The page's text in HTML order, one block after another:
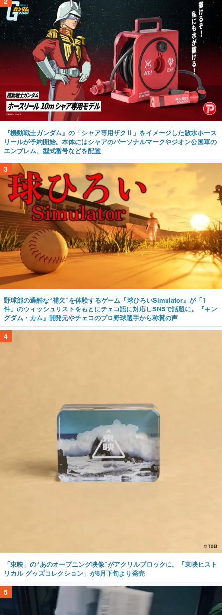
『機動戦士ガンダム』の「シャア専用ザクⅡ」をイメージした散水ホース
リールが予約開始。本体にはシャアのパーソナルマークやジオン公国軍の
エンブレム、型式番号などを配置
3
野球部の過酷な“補欠”を体験するゲーム『球ひろいSimulator』が「1
件」のウィッシュリストをもとにチェコ語に対応しSNSで話題に。『キン
グダム・カム』開発元やチェコのプロ野球選手から称賛の声
4
「東映」の“あのオープニング映像”がアクリルブロックに。「東映ヒスト
リカル グッズコレクション」が8月下旬より発売
5